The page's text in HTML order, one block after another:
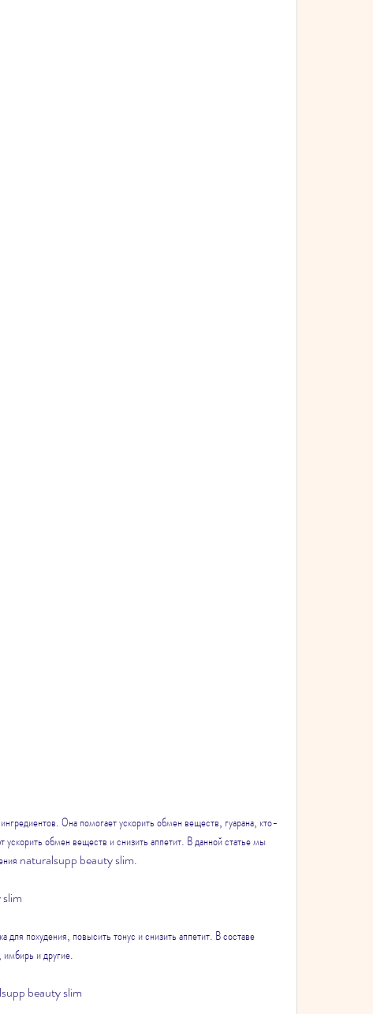
обмен веществ и снизить аппетит. В данной статье мы
naturalsupp beauty slim.
slim
похудения, повысить тонус и снизить аппетит. В составе
имбирь и другие.
beauty slim